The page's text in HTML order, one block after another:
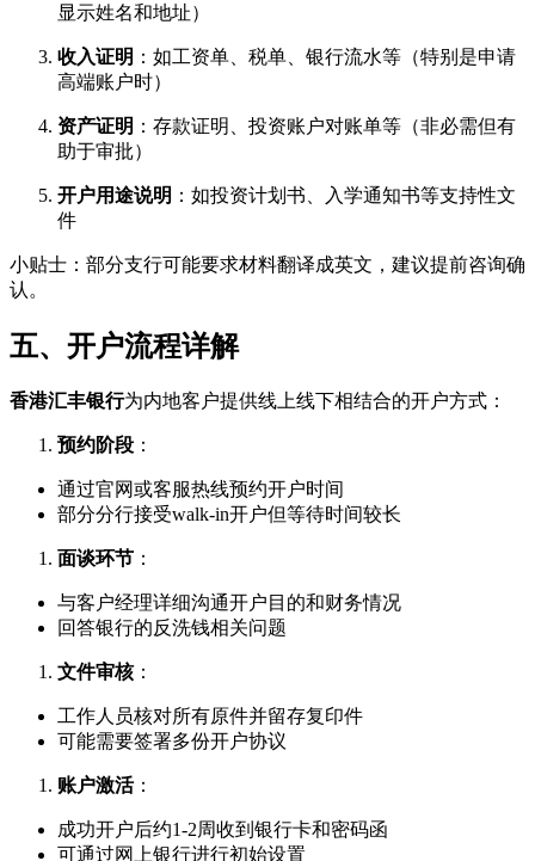
显示姓名和地址）
收入证明 ：如工资单、税单、银行流水等（特别是申请
高端账户时）
资产证明 ：存款证明、投资账户对账单等（非必需但有
助于审批）
开户用途说明 ：如投资计划书、入学通知书等支持性文
件
小贴士：部分支行可能要求材料翻译成英文，建议提前咨询确
认。
五、开户流程详解
香港汇丰银行为内地客户提供线上线下相结合的开户方式：
预约阶段 ：
通过官网或客服热线预约开户时间
部分分行接受walk-in开户但等待时间较长
面谈环节 ：
与客户经理详细沟通开户目的和财务情况
回答银行的反洗钱相关问题
文件审核：
工作人员核对所有原件并留存复印件
可能需要签署多份开户协议
账户激活：
成功开户后约1-2周收到银行卡和密码函
可通过网上银行进行初始设置